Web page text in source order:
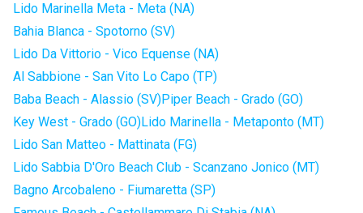
Lido Marinella Meta - Meta (NA)
Bahia Blanca - Spotorno (SV)
Lido Da Vittorio - Vico Equense (NA)
Al Sabbione - San Vito Lo Capo (TP)
Baba Beach - Alassio (SV)Piper Beach - Grado (GO)
Key West - Grado (GO)Lido Marinella - Metaponto (MT)
Lido San Matteo - Mattinata (FG)
Lido Sabbia D'Oro Beach Club - Scanzano Jonico (MT)
Bagno Arcobaleno - Fiumaretta (SP)